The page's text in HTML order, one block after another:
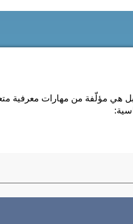
هي مؤلّفة من مهارات معرفية